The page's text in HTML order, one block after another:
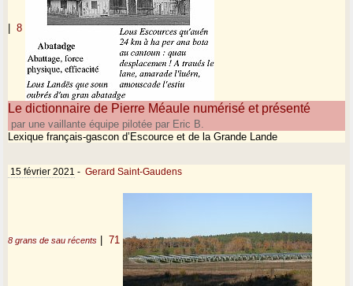
| 8
Le dictionnaire de Pierre Méaule numérisé et présenté
par une vaillante équipe pilotée par Eric B.
Lexique français-gascon d’Escource et de la Grande Lande
15 février 2021 - Gerard Saint-Gaudens
8 grans de sau récents 71